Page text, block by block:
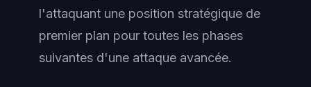
l'attaquant une position stratégique de
premier plan pour toutes les phases
suivantes d'une attaque avancée.